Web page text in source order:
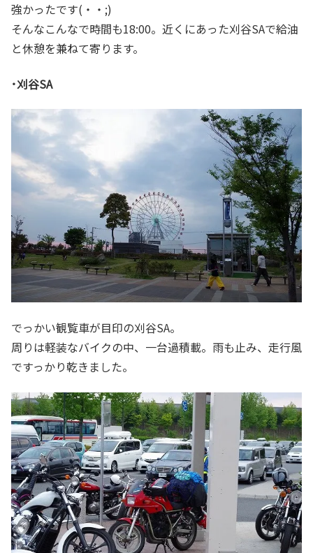
強かったです(・・;)
そんなこんなで時間も18:00。近くにあった刈谷SAで給油
と休憩を兼ねて寄ります。
･刈谷SA
でっかい観覧車が目印の刈谷SA。
周りは軽装なバイクの中、一台過積載。雨も止み、走行風
ですっかり乾きました。